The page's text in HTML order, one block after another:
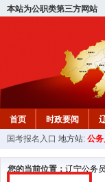
本站为公职类第三方网站
首页 时政要闻
教材中心
国考报名入口 地方站: 公
您的当前位置： 辽宁公务